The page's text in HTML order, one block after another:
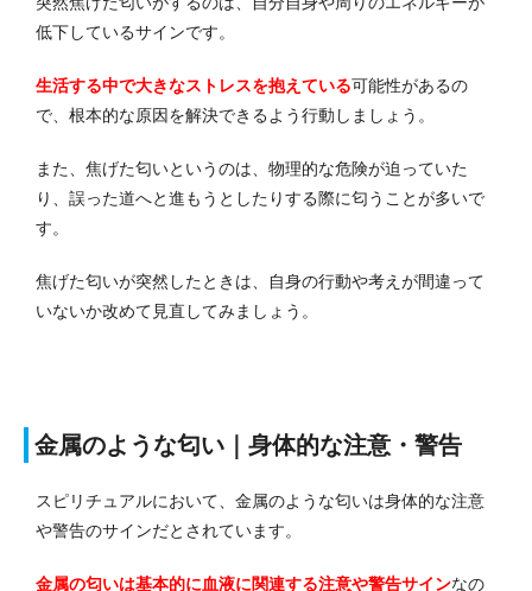
低下しているサインです。
生活する中で大きなストレスを抱えている可能性があるの
で、根本的な原因を解決できるよう行動しましょう。
また、焦げた匂いというのは、物理的な危険が迫っていた
り、誤った道へと進もうとしたりする際に匂うことが多いで
す。
焦げた匂いが突然したときは、自身の行動や考えが間違って
いないか改めて見直してみましょう。
金属のような匂い｜身体的な注意・警告
スピリチュアルにおいて、金属のような匂いは身体的な注意
や警告のサインだとされています。
金属の匂いは基本的に血液に関連する注意や警告サインなの